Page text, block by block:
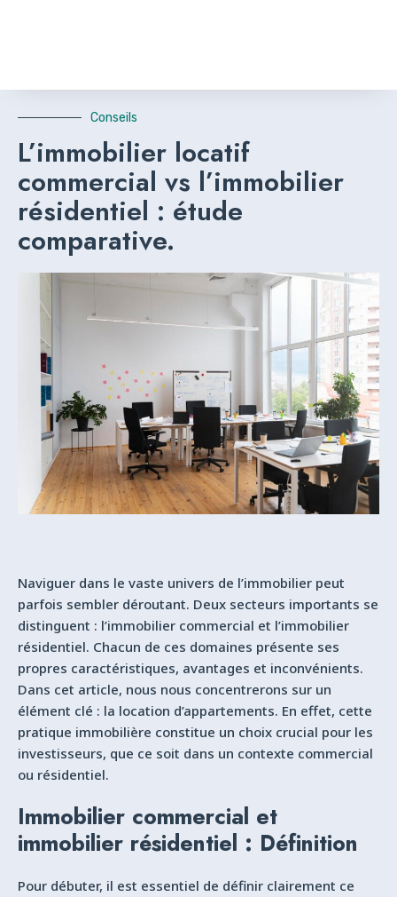
Conseils
L’immobilier locatif
commercial vs l’immobilier
résidentiel : étude
comparative.
Naviguer dans le vaste univers de l’immobilier peut
parfois sembler déroutant. Deux secteurs importants se
distinguent : l’immobilier commercial et l’immobilier
résidentiel. Chacun de ces domaines présente ses
propres caractéristiques, avantages et inconvénients.
Dans cet article, nous nous concentrerons sur un
élément clé : la location d’appartements. En effet, cette
pratique immobilière constitue un choix crucial pour les
investisseurs, que ce soit dans un contexte commercial
ou résidentiel.
Immobilier commercial et
immobilier résidentiel : Définition
Pour débuter, il est essentiel de définir clairement ce